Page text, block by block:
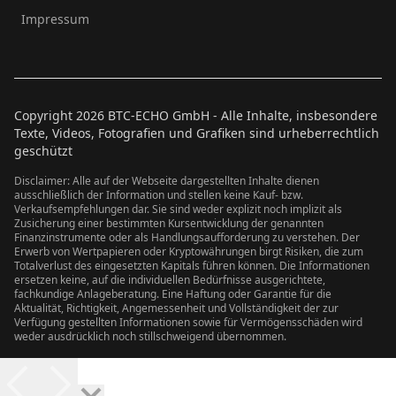
Impressum
Copyright 2026 BTC-ECHO GmbH - Alle Inhalte, insbesondere
Texte, Videos, Fotografien und Grafiken sind urheberrechtlich
geschützt
Disclaimer: Alle auf der Webseite dargestellten Inhalte dienen
ausschließlich der Information und stellen keine Kauf- bzw.
Verkaufsempfehlungen dar. Sie sind weder explizit noch implizit als
Zusicherung einer bestimmten Kursentwicklung der genannten
Finanzinstrumente oder als Handlungsaufforderung zu verstehen. Der
Erwerb von Wertpapieren oder Kryptowährungen birgt Risiken, die zum
Totalverlust des eingesetzten Kapitals führen können. Die Informationen
ersetzen keine, auf die individuellen Bedürfnisse ausgerichtete,
fachkundige Anlageberatung. Eine Haftung oder Garantie für die
Aktualität, Richtigkeit, Angemessenheit und Vollständigkeit der zur
Verfügung gestellten Informationen sowie für Vermögensschäden wird
weder ausdrücklich noch stillschweigend übernommen.